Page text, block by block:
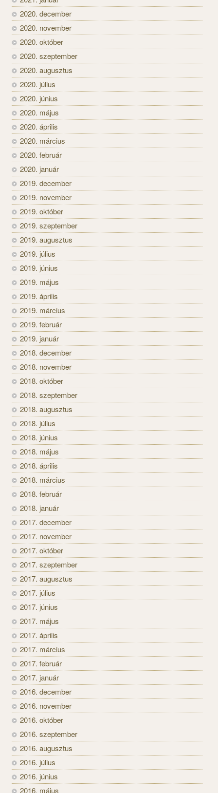
2020. december
2020. november
2020. október
2020. szeptember
2020. augusztus
2020. július
2020. június
2020. május
2020. április
2020. március
2020. február
2020. január
2019. december
2019. november
2019. október
2019. szeptember
2019. augusztus
2019. július
2019. június
2019. május
2019. április
2019. március
2019. február
2019. január
2018. december
2018. november
2018. október
2018. szeptember
2018. augusztus
2018. július
2018. június
2018. május
2018. április
2018. március
2018. február
2018. január
2017. december
2017. november
2017. október
2017. szeptember
2017. augusztus
2017. július
2017. június
2017. május
2017. április
2017. március
2017. február
2017. január
2016. december
2016. november
2016. október
2016. szeptember
2016. augusztus
2016. július
2016. június
2016. május